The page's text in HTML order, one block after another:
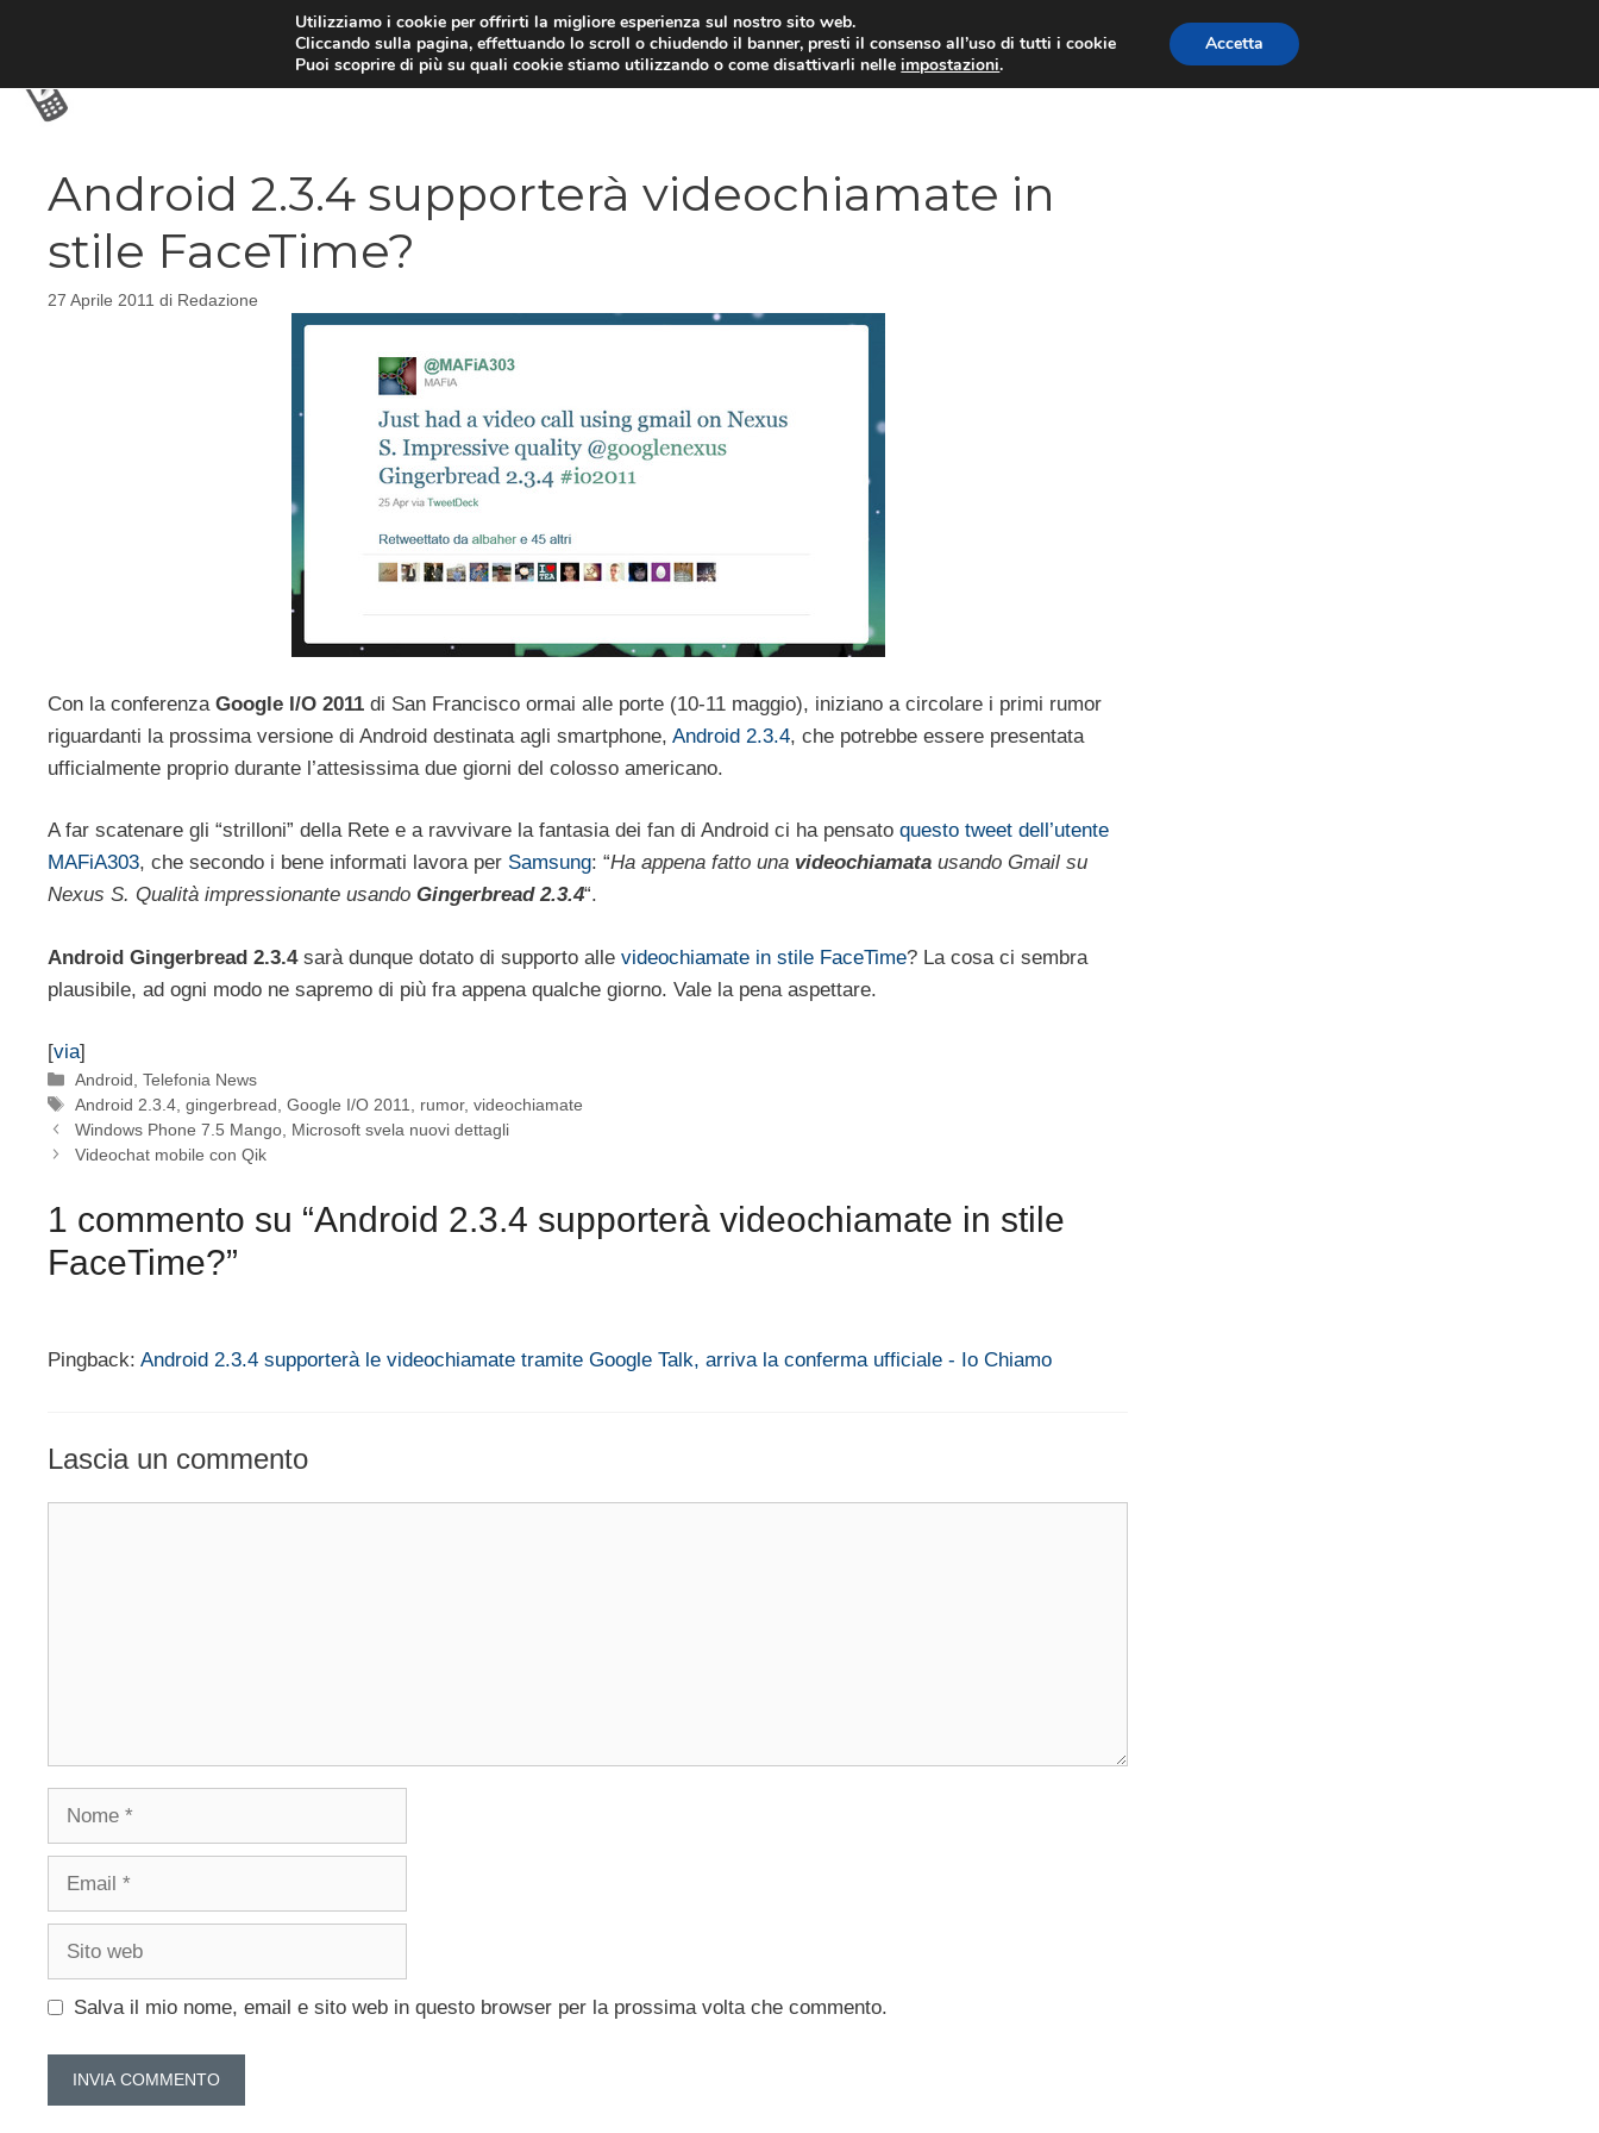
TARIFFE E PROMOZIONI
Android 2.3.4 supporterà videochiamate in
stile FaceTime?
27 Aprile 2011 di Redazione
Con la conferenza Google I/O 2011 di San Francisco ormai alle porte (10-11 maggio), iniziano a circolare i primi rumor
riguardanti la prossima versione di Android destinata agli smartphone, Android 2.3.4, che potrebbe essere presentata
ufficialmente proprio durante l’attesissima due giorni del colosso americano.
A far scatenare gli “strilloni” della Rete e a ravvivare la fantasia dei fan di Android ci ha pensato questo tweet dell’utente
MAFiA303, che secondo i bene informati lavora per Samsung: “Ha appena fatto una videochiamata usando Gmail su
Nexus S. Qualità impressionante usando Gingerbread 2.3.4“.
Android Gingerbread 2.3.4sarà dunque dotato di supporto alle videochiamate in stile FaceTime? La cosa ci sembra
plausibile, ad ogni modo ne sapremo di più fra appena qualche giorno. Vale la pena aspettare.
[via]
Categorie
Android ,Telefonia News
Tag
Android 2.3.4 ,gingerbread ,Google I/O 2011 rumor,videochiamate
Windows Phone 7.5 Mango, Microsoft svela nuovi dettagli
Videochat mobile con Qik
1 commento su “Android 2.3.4 supporterà videochiamate in stile
FaceTime?”
Pingback: Android 2.3.4 supporterà le videochiamate tramite Google Talk, arriva la conferma ufficiale - Io Chiamo
Lascia un commento
Nome
Email
Sito
Salva il mio nome, email e sito web in questo browser per la prossima volta che commento.
Utilizziamo i cookie per offrirti la migliore esperienza sul nostro sito web.
Cliccando sulla pagina, effettuando lo scroll o chiudendo il banner, presti il consenso all’uso di tutti i cookie
Puoi scoprire di più su quali cookie stiamo utilizzando o come disattivarli nelleimpostazioni.
Accetta